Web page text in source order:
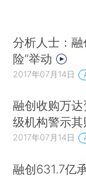
分析人士：
险”举动
2017年07月14日
融创收购万
级机构警示
2017年07月14日
融创631.7亿